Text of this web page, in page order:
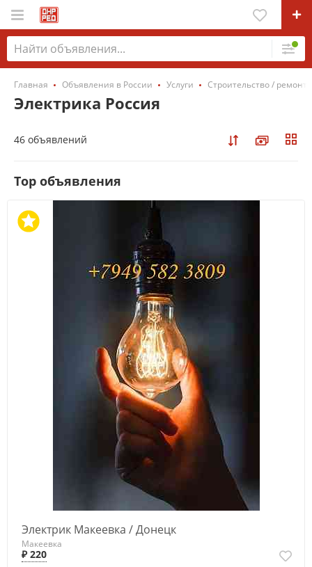
Главная Объявления в России Услуги Строительство / ремонт
Электрика Россия
46 объявлений
Top объявления
Электрик Макеевка / Донецк
Макеевка
₽ 220